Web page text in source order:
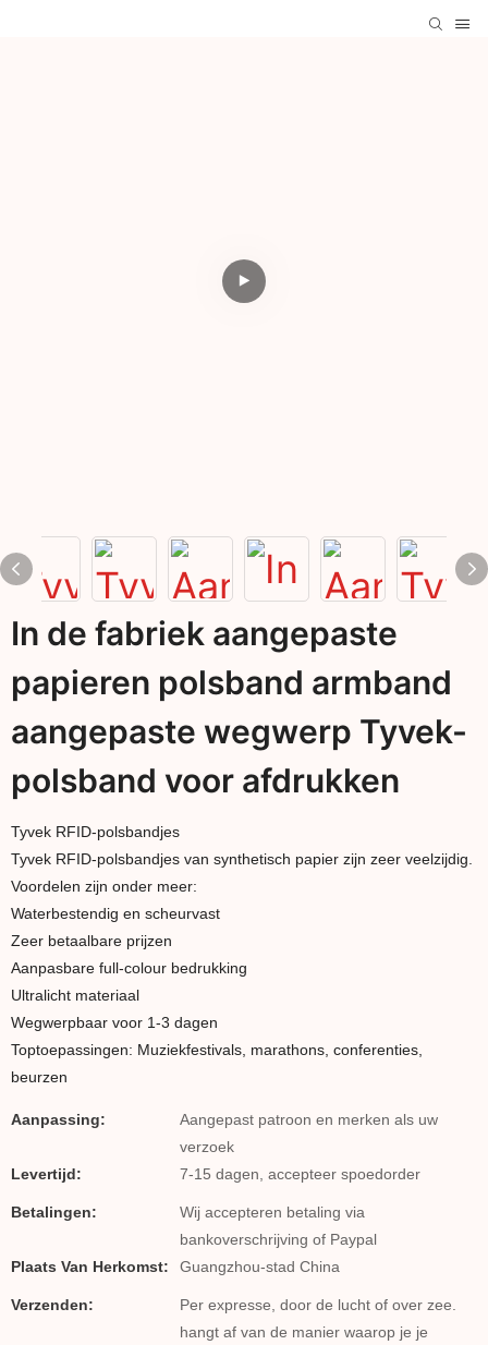
In de fabriek aangepaste
papieren polsband armband
aangepaste wegwerp Tyvek-
polsband voor afdrukken
Tyvek RFID-polsbandjes
Tyvek RFID-polsbandjes van synthetisch papier zijn zeer veelzijdig.
Voordelen zijn onder meer:
Waterbestendig en scheurvast
Zeer betaalbare prijzen
Aanpasbare full-colour bedrukking
Ultralicht materiaal
Wegwerpbaar voor 1-3 dagen
Toptoepassingen: Muziekfestivals, marathons, conferenties,
beurzen
Aanpassing:
Aangepast patroon en merken als uw
verzoek
Levertijd:
7-15 dagen, accepteer spoedorder
Betalingen:
Wij accepteren betaling via
bankoverschrijving of Paypal
Plaats Van Herkomst:
Guangzhou-stad China
Verzenden:
Per expresse, door de lucht of over zee.
hangt af van de manier waarop je je